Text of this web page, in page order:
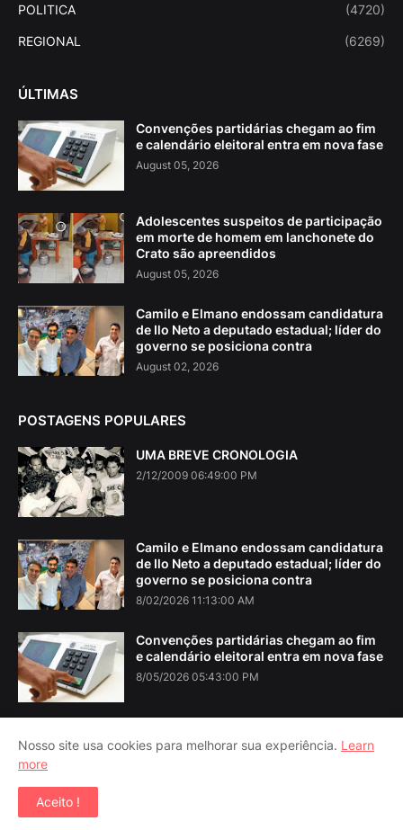
POLITICA (4720)
REGIONAL (6269)
ÚLTIMAS
Convenções partidárias chegam ao fim
e calendário eleitoral entra em nova fase
August 05, 2026
Adolescentes suspeitos de participação
em morte de homem em lanchonete do
Crato são apreendidos
August 05, 2026
Camilo e Elmano endossam candidatura
de Ilo Neto a deputado estadual; líder do
governo se posiciona contra
August 02, 2026
POSTAGENS POPULARES
UMA BREVE CRONOLOGIA
2/12/2009 06:49:00 PM
Camilo e Elmano endossam candidatura
de Ilo Neto a deputado estadual; líder do
governo se posiciona contra
8/02/2026 11:13:00 AM
Convenções partidárias chegam ao fim
e calendário eleitoral entra em nova fase
8/05/2026 05:43:00 PM
Nosso site usa cookies para melhorar sua experiência. Learn
more
Aceito !